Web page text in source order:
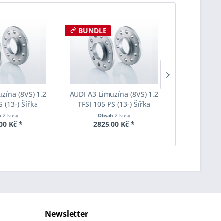
(8VS) 1.2
(13-) Šířka
Pro-Spacer
System2
2 kusy
Kč *
BUNDLE
AUDI A3 Limuzína (8VS) 1.2
TFSI 105 PS (13-) Šířka
rozchodu Eibach Pro-Spacer
S90-2-15-013 System2
Obsah2 kusy
2825,00 Kč *
Newsletter